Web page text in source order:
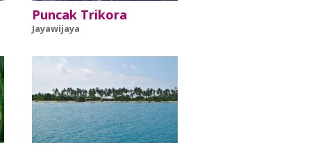
Puncak Trikora
Jayawijaya